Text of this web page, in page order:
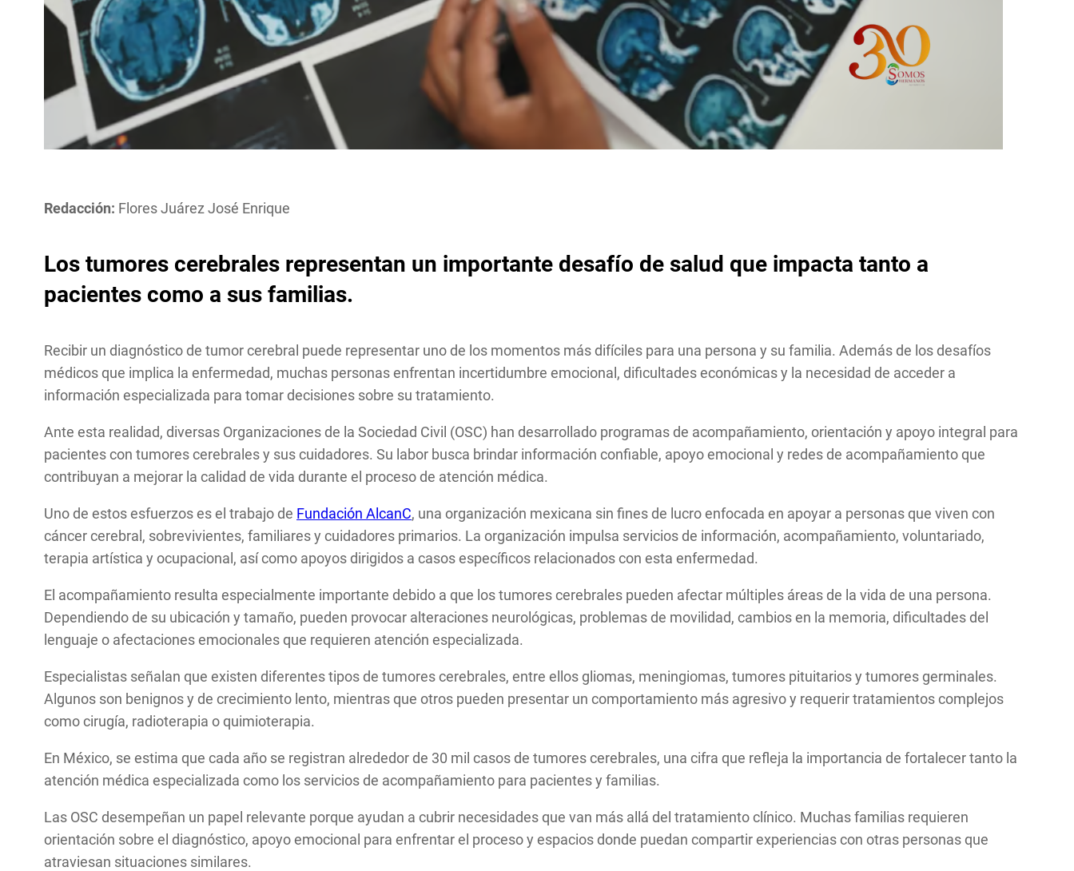
Redacción: Flores Juárez José Enrique
Los tumores cerebrales representan un importante desafío de salud que impacta tanto a
pacientes como a sus familias.
Recibir un diagnóstico de tumor cerebral puede representar uno de los momentos más difíciles para una persona y su familia. Además de los desafíos
médicos que implica la enfermedad, muchas personas enfrentan incertidumbre emocional, dificultades económicas y la necesidad de acceder a
información especializada para tomar decisiones sobre su tratamiento.
Ante esta realidad, diversas Organizaciones de la Sociedad Civil (OSC) han desarrollado programas de acompañamiento, orientación y apoyo integral para
pacientes con tumores cerebrales y sus cuidadores. Su labor busca brindar información confiable, apoyo emocional y redes de acompañamiento que
contribuyan a mejorar la calidad de vida durante el proceso de atención médica.
Uno de estos esfuerzos es el trabajo de Fundación AlcanC, una organización mexicana sin fines de lucro enfocada en apoyar a personas que viven con
cáncer cerebral, sobrevivientes, familiares y cuidadores primarios. La organización impulsa servicios de información, acompañamiento, voluntariado,
terapia artística y ocupacional, así como apoyos dirigidos a casos específicos relacionados con esta enfermedad.
El acompañamiento resulta especialmente importante debido a que los tumores cerebrales pueden afectar múltiples áreas de la vida de una persona.
Dependiendo de su ubicación y tamaño, pueden provocar alteraciones neurológicas, problemas de movilidad, cambios en la memoria, dificultades del
lenguaje o afectaciones emocionales que requieren atención especializada.
Especialistas señalan que existen diferentes tipos de tumores cerebrales, entre ellos gliomas, meningiomas, tumores pituitarios y tumores germinales.
Algunos son benignos y de crecimiento lento, mientras que otros pueden presentar un comportamiento más agresivo y requerir tratamientos complejos
como cirugía, radioterapia o quimioterapia.
En México, se estima que cada año se registran alrededor de 30 mil casos de tumores cerebrales, una cifra que refleja la importancia de fortalecer tanto la
atención médica especializada como los servicios de acompañamiento para pacientes y familias.
Las OSC desempeñan un papel relevante porque ayudan a cubrir necesidades que van más allá del tratamiento clínico. Muchas familias requieren
orientación sobre el diagnóstico, apoyo emocional para enfrentar el proceso y espacios donde puedan compartir experiencias con otras personas que
atraviesan situaciones similares.